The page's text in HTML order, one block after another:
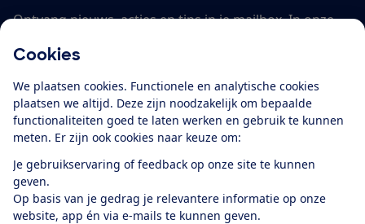
Cookies
We plaatsen cookies. Functionele en analytische cookies
plaatsen we altijd. Deze zijn noodzakelijk om bepaalde
functionaliteiten goed te laten werken en gebruik te kunnen
meten. Er zijn ook cookies naar keuze om:
Je gebruikservaring of feedback op onze site te kunnen
geven.
Op basis van je gedrag je relevantere informatie op onze
website, app én via e-mails te kunnen geven.
Ontvang nieuws, acties en tips in je mailbox. In onze
persoonsgegevens en e-mails voor je personaliseren.
E-mailadres
Ik meld me aan